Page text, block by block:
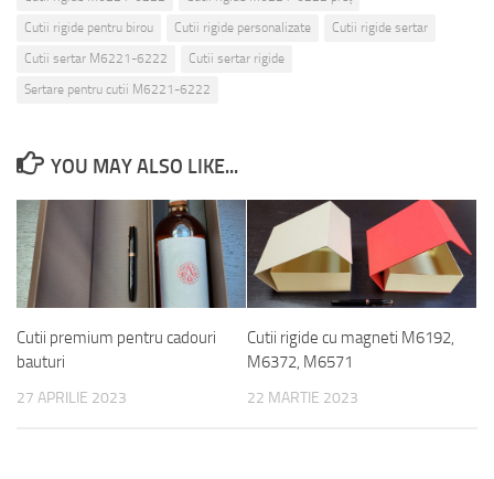
Cutii rigide pentru birou
Cutii rigide personalizate
Cutii rigide sertar
Cutii sertar M6221-6222
Cutii sertar rigide
Sertare pentru cutii M6221-6222
YOU MAY ALSO LIKE...
Cutii premium pentru cadouri
bauturi
27 APRILIE 2023
Cutii rigide cu magneti M6192,
M6372, M6571
22 MARTIE 2023